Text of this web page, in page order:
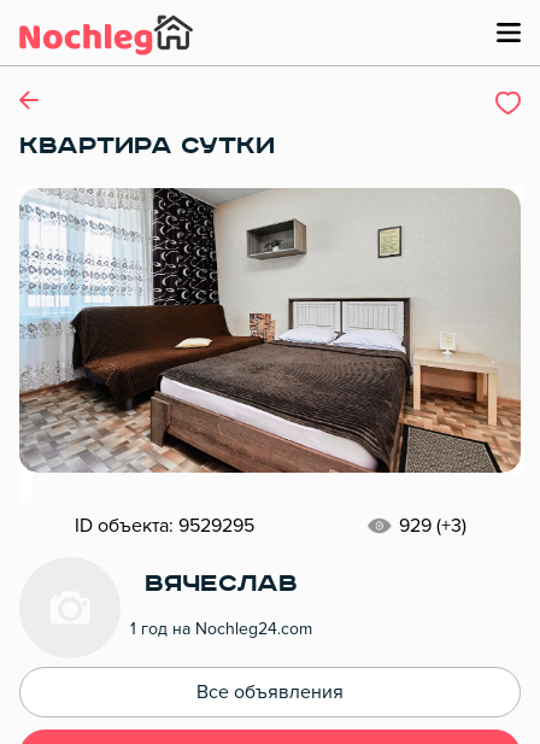
КВАРТИРА СУТКИ
ID объекта: 9529295 929 (+3)
Вячеслав
1 год на Nochleg24.com
Все объявления